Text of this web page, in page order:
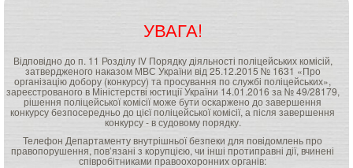
УВАГА!
Відповідно до п. 11 Розділу ІV Порядку діяльності поліцейських комісій,
затвердженого наказом МВС України від 25.12.2015 № 1631 «Про
організацію добору (конкурсу) та просування по службі поліцейських»,
зареєстрованого в Міністерстві юстиції України 14.01.2016 за № 49/28179,
рішення поліцейської комісії може бути оскаржено до завершення
конкурсу безпосередньо до цієї поліцейської комісії, а після завершення
конкурсу - в судовому порядку.
Телефон Департаменту внутрішньої безпеки для повідомлень про
правопорушення, пов’язані з корупцією, чи інші протиправні дії, вчинені
співробітниками правоохоронних органів: